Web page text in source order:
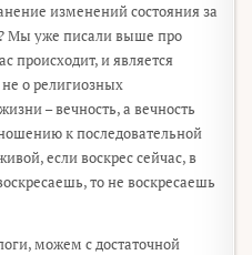
изменений состояния за
Мы уже писали выше про
происходит, и является
о религиозных
– вечность, а вечность
к последовательной
если воскрес сейчас, в
то не воскресаешь
можем с достаточной